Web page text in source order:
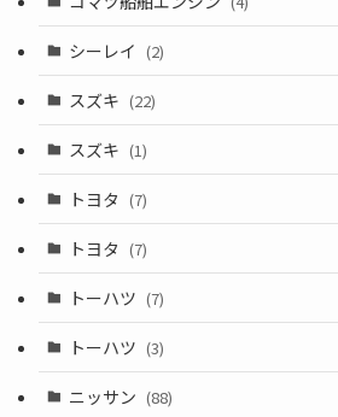
シーレイ (2)
スズキ (22)
スズキ (1)
トヨタ (7)
トヨタ (7)
トーハツ (7)
トーハツ (3)
ニッサン (88)